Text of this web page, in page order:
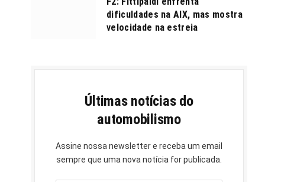
dificuldades na AIX, mas mostra
velocidade na estreia
Últimas notícias do
automobilismo
Assine nossa newsletter e receba um email
sempre que uma nova notícia for publicada.